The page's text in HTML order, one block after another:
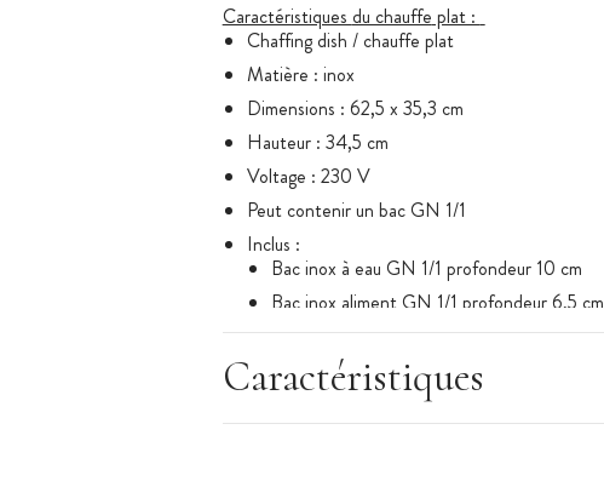
Caractéristiques du chauffe plat :
Chaffing dish / chauffe plat
Matière : inox
Dimensions : 62,5 x 35,3 cm
Hauteur : 34,5 cm
Voltage : 230 V
Peut contenir un bac GN 1/1
Inclus :
Bac inox à eau GN 1/1 profondeur 10 cm
Bac inox aliment GN 1/1 profondeur 6,5 cm
Couvercle amovible
Bruleur à alcool
Cadre support en inox avec 2 poignées
Caractéristiques